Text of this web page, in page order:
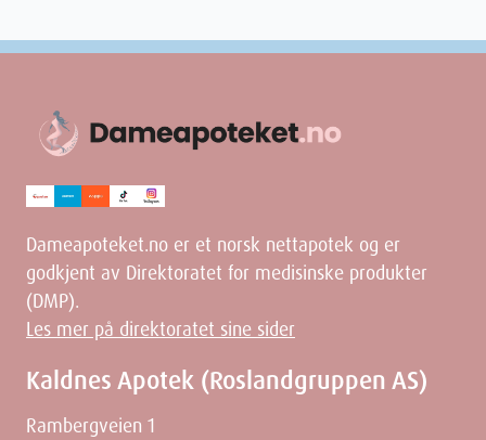
komfortabel og behagelig mateopplevelse fra første stund. Denne
Egenskaper
Navn: MAM Easy Start Anti-Colic tåteflaske rosa 260 ml
Leverandør:Bonaventura Sales AS
Varenummer: 950684
Ingredienser
Dimensjoner
Dameapoteket.no er et norsk nettapotek og er
godkjent av Direktoratet for medisinske produkter
(DMP).
Les mer på direktoratet sine sider
Kaldnes Apotek (Roslandgruppen AS)
Rambergveien 1